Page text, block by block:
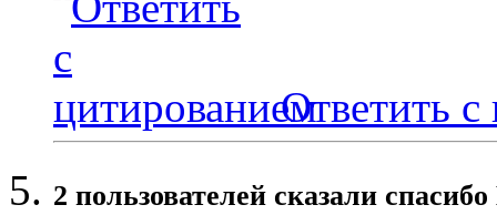
Ответить с
2 пользователей сказали